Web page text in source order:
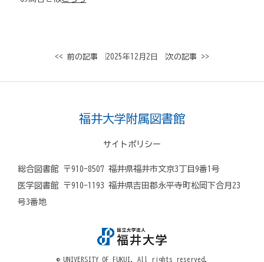
<< 前の記事 │ 2025年12月2日 │ 次の記事 >>
福井大学附属図書館
サイトポリシー
総合図書館 〒910-8507 福井県福井市文京3丁目9番1号
医学図書館 〒910-1193 福井県吉田郡永平寺町松岡下合月23
号3番地
© UNIVERSITY OF FUKUI. All rights reserved.